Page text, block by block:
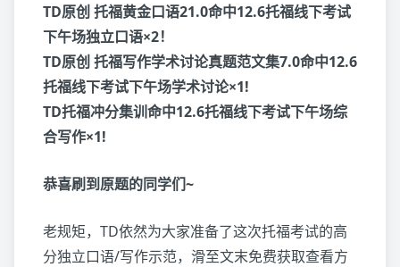
TD原创 托福黄金口语21.0命中12.6托福线下考试
下午场独立口语×2！
TD原创 托福写作学术讨论真题范文集7.0命中12.6
托福线下考试下午场学术讨论×1!
TD托福冲分集训命中12.6托福线下考试下午场综
合写作×1!
恭喜刷到原题的同学们~
老规矩，TD依然为大家准备了这次托福考试的高
分独立口语/写作示范，滑至文末免费获取查看方